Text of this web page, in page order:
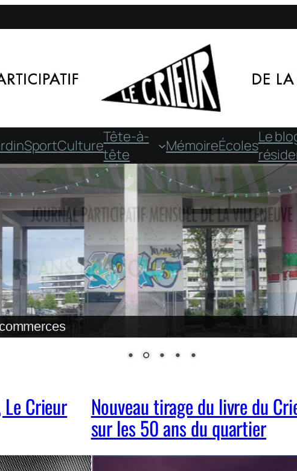
SportCultureTête-à-
tête
MémoireÉcolesLe
Le Crieur Nouveau tirage du livre du
sur les 50 ans du quartier